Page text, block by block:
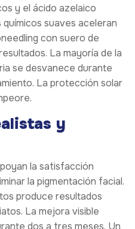
y el ácido azelaico
suaves aceleran
con suero de
La mayoría de la
se desvanece durante
La protección solar
y
la satisfacción
la pigmentación facial.
produce resultados
La mejora visible
dos a tres meses. Un